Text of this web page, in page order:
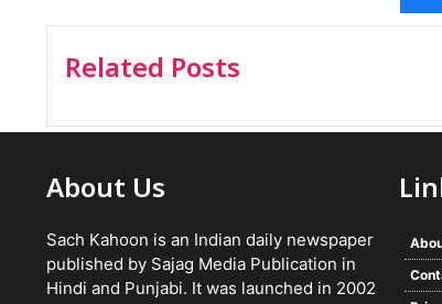
Related Posts
About Us
Sach Kahoon is an Indian daily newspaper
published by Sajag Media Publication in
Hindi and Punjabi. It was launched in 2002